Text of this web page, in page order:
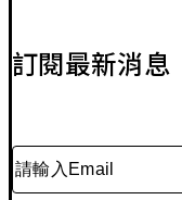
訂閱最新消息
請輸入Email